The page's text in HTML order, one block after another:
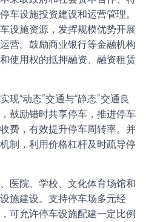
车设施投资建设和运营管理。
设施资源，发挥规模优势开展
营。鼓励商业银行等金融机构
使用权的抵押融资、融资租赁
现“动态”交通与“静态”交通良
鼓励错时共享停车，推进停车
费，有效提升停车周转率。并
制，利用价格杠杆及时疏导停
医院、学校、文化体育场馆和
施建设。支持停车场多元经
可允许停车设施配建一定比例